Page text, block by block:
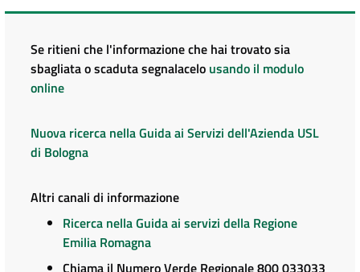
Se ritieni che l'informazione che hai trovato sia
sbagliata o scaduta segnalacelo usando il modulo
online
Nuova ricerca nella Guida ai Servizi dell'Azienda USL
di Bologna
Altri canali di informazione
Ricerca nella Guida ai servizi della Regione
Emilia Romagna
Chiama il Numero Verde Regionale 800 033033